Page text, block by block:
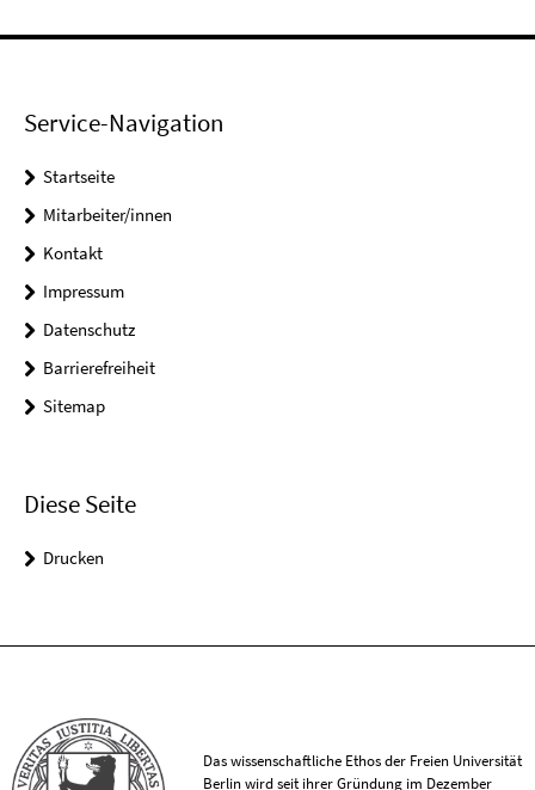
Service-Navigation
Startseite
Mitarbeiter/innen
Kontakt
Impressum
Datenschutz
Barrierefreiheit
Sitemap
Diese Seite
Drucken
Das wissenschaftliche Ethos der Freien Universität
Berlin wird seit ihrer Gründung im Dezember